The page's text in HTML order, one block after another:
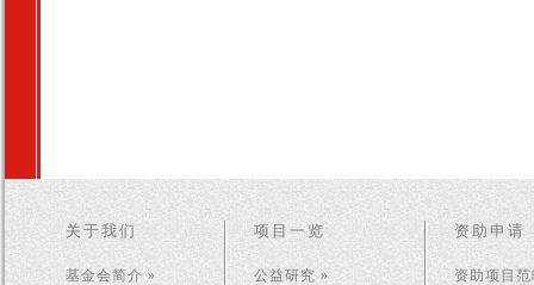
关于我们
基金会简介 »
项目一览
公益研究 »
资助申请
资助项目